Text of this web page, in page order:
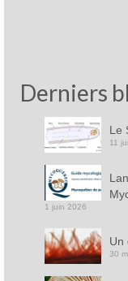
Derniers
Le
11
1 juin 2026
Un
30